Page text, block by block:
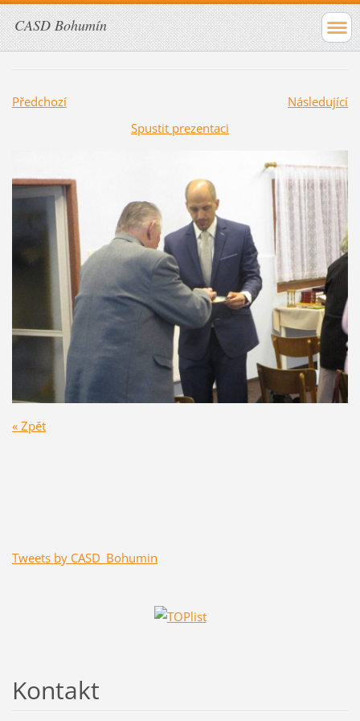
CASD Bohumín
Předchozí
Následující
Spustit prezentaci
« Zpět
Tweets by CASD_Bohumin
Kontakt